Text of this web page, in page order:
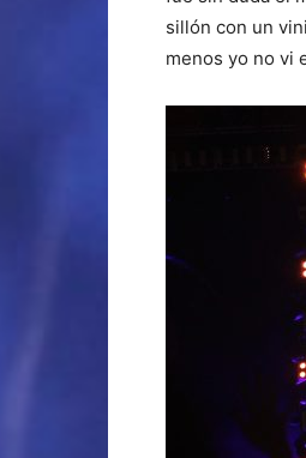
sillón con un
menos yo no vi